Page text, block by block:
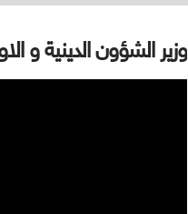
وزير الشؤون الدينية و